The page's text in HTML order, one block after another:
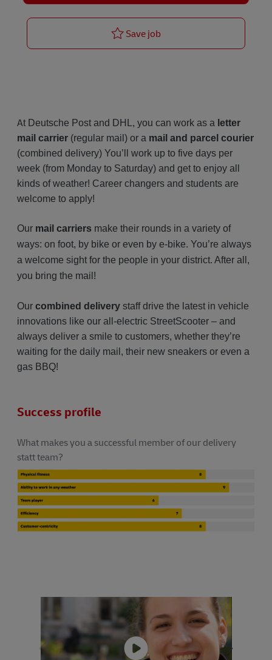
Save jobAushilfe/ Minijob als
At Deutsche Post and DHL, you can work as a letter
mail carrier (regular mail) or a mail and parcel courier
(combined delivery) You’ll work up to five days per
week (from Monday to Saturday) and get to enjoy all
kinds of weather! Career changers and students are
welcome to apply!
Our mail carriers make their rounds in a variety of
ways: on foot, by bike or even by e-bike. You’re always
a welcome sight for the people in your district. After all,
you bring the mail!
Our combined delivery staff drive the latest in vehicle
innovations like our all-electric StreetScooter – and
always deliver a smile to customers, whether they’re
waiting for the daily mail, their new sneakers or even a
gas BBQ!
Success profile
What makes you a successful member of our delivery
statt team?